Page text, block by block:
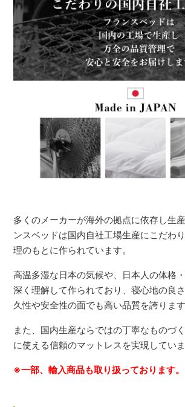
多くのメーカーが海外の拠点に依存し生
ンスベッドは国内自社工場生産にこだわ
理のもとに作られています。
高温多湿な日本の気候や、日本人の体格
深く理解して作られており、寝心地の良
久性や安全性の面でも高い品質を誇ります
また、国内生産ならではの丁寧なものづ
に使える信頼のマットレスを実現していま
※一部、輸入商品も取り扱っております。